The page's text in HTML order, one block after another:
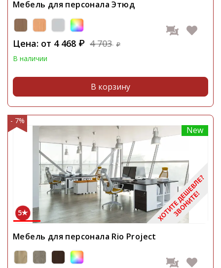
Мебель для персонала Этюд
Цена: от 4 468 ₽ 4 703 ₽
В наличии
В корзину
- 7%
New
5
Мебель для персонала Rio Project